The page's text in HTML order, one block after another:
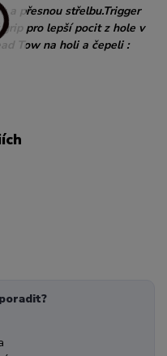
a přesnou střelbu.Trigger
pro lepší pocit z hole v
Tow na holi a čepeli :